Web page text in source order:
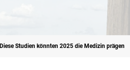
Diese Studien könnten 2025 die Medizin prägen